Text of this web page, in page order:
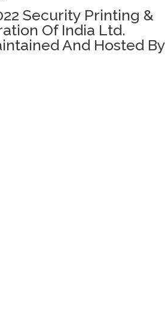
Security Printing &
Of India Ltd.
And Hosted By